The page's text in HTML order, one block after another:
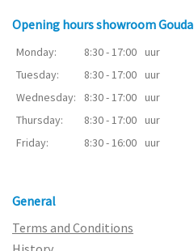
Opening hours showroom Gouda
Monday: 8:30 - 17:00 uur
Tuesday:
8:30 - 17:00 uur
Wednesday:
8:30 - 17:00 uur
Thursday:
8:30 - 17:00 uur
Friday:
8:30 - 16:00 uur
General
Terms and Conditions